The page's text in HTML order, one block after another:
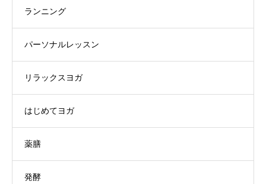
ランニング
パーソナルレッスン
リラックスヨガ
はじめてヨガ
薬膳
発酵